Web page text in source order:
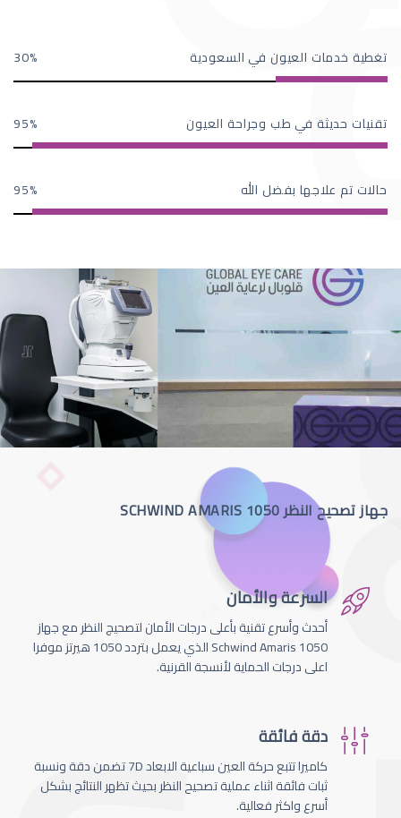
تغطية خدمات العيون في السعودية 30
تقنيات حديثة في طب وجراحة العيون 95
حالات تم علاجها بفضل الله 95
جهاز تصحيح النظر SCHWIND AMARIS 1050
السرعة والأمان
أحدث وأسرع تقنية بأعلى درجات الأمان لتصحيج النظر مع جهاز
Schwind Amaris 1050 الذي يعمل بتردد 1050 هيرتز موفرا
اعلى درجات الحماية لأنسجة القرنية.
دقة فائقة
كاميرا تتبع حركة العين سباعية الابعاد 7D تضمن دقة ونسبة
ثبات فائقة اثناء عملية تصحيح النظر بحيث تظهر النتائج بشكل
أسرع واكثر فعالية.